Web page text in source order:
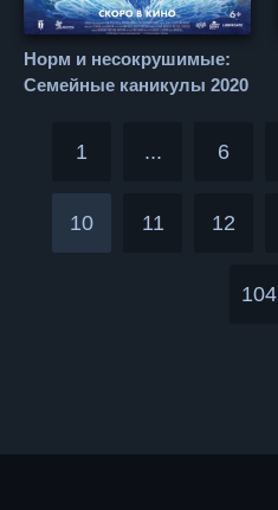
Норм и несокрушимые:
Семейные каникулы 2020
1 ... 6
10 11 12
104